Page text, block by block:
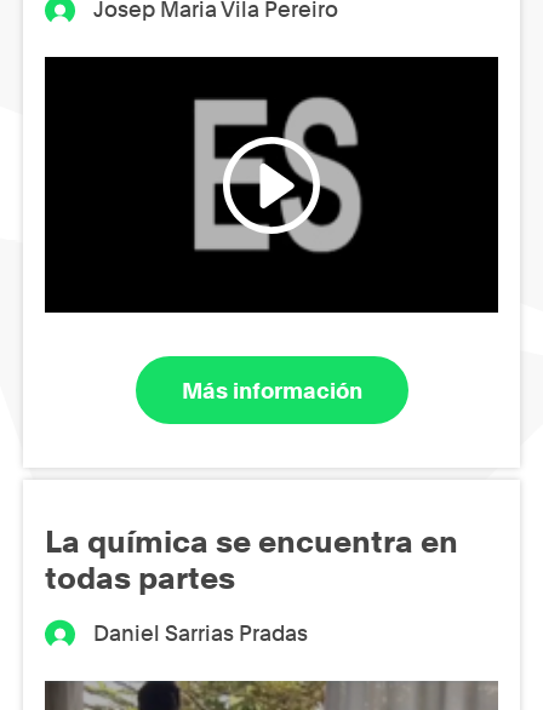
Josep Maria Vila Pereiro
Más información
La química se encuentra en
todas partes
Daniel Sarrias Pradas